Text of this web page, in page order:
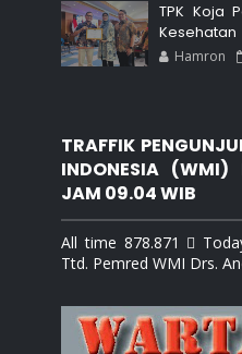
TPK Koja
Kesehatan
Hamron
TRAFFIK
INDONESIA
JAM 09.04 WIB
All time 878.871 
Ttd. Pemred WMI Drs.